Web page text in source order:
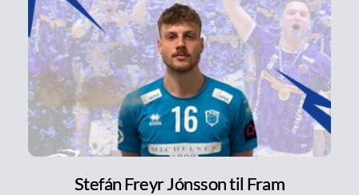
Stefán Freyr Jónsson til Fram